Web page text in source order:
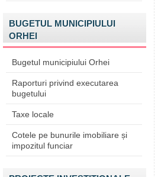
BUGETUL MUNICIPIULUI
ORHEI
Bugetul municipiului Orhei
Raporturi privind executarea
bugetului
Taxe locale
Cotele pe bunurile imobiliare și
impozitul funciar